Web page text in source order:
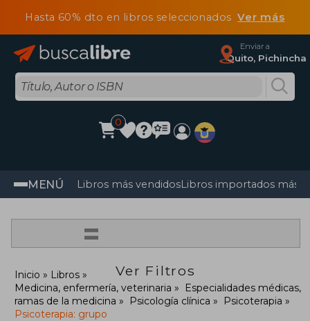
Hasta 60% dto en libros seleccionadosVer más
Enviar a
Quito, Pichincha
0
MENÚ Libros más vendidosLibros importados más
=
Ver Filtros
Inicio
Libros
Medicina, enfermería, veterinaria
Especialidades médicas,
ramas de la medicina
Psicología clínica
Psicoterapia
Psicoterapia: grupo